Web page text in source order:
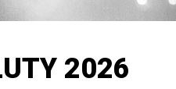
2026